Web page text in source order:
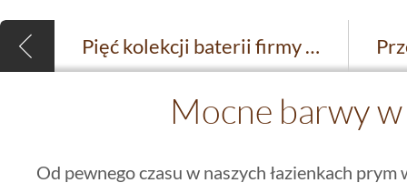
Pięć kolekcji baterii firmy Massi
Mocne barwy w
Od pewnego czasu w naszych łazienkach